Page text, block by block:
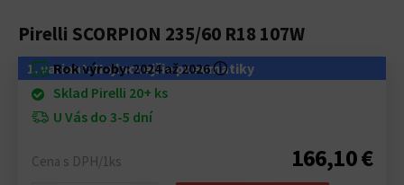
Pirelli SCORPION 235/60 R18 107W
1. variant: Najlacnejšie pneumatiky
Rok výroby:2024 až 2026ⓘ
Sklad Pirelli 20+ ks
U Vás do 3-5 dní
Cena s DPH/1ks 166,10 €